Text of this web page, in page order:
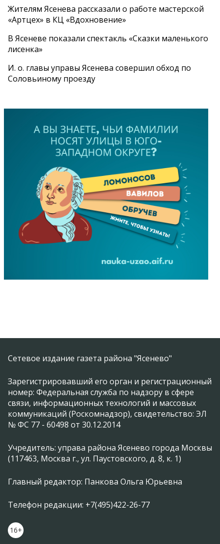
Жителям Ясенева рассказали о работе мастерской
«Артцех» в КЦ «Вдохновение»
В Ясеневе показали спектакль «Сказки маленького
лисенка»
И. о. главы управы Ясенева совершил обход по
Соловьиному проезду
Сетевое издание газета района "Ясенево"
Зарегистрировавший его орган и регистрационный
номер: Федеральная служба по надзору в сфере
связи, информационных технологий и массовых
коммуникаций (Роскомнадзор), свидетельство: ЭЛ
№ ФС 77 - 60498 от 30.12.2014
Учредитель: управа района Ясенево города Москвы
(117463, Москва г., ул. Паустовского, д. 8, к. 1)
Главный редактор: Панкова Ольга Юрьевна
Телефон редакции: +7(495)422-26-77
16+